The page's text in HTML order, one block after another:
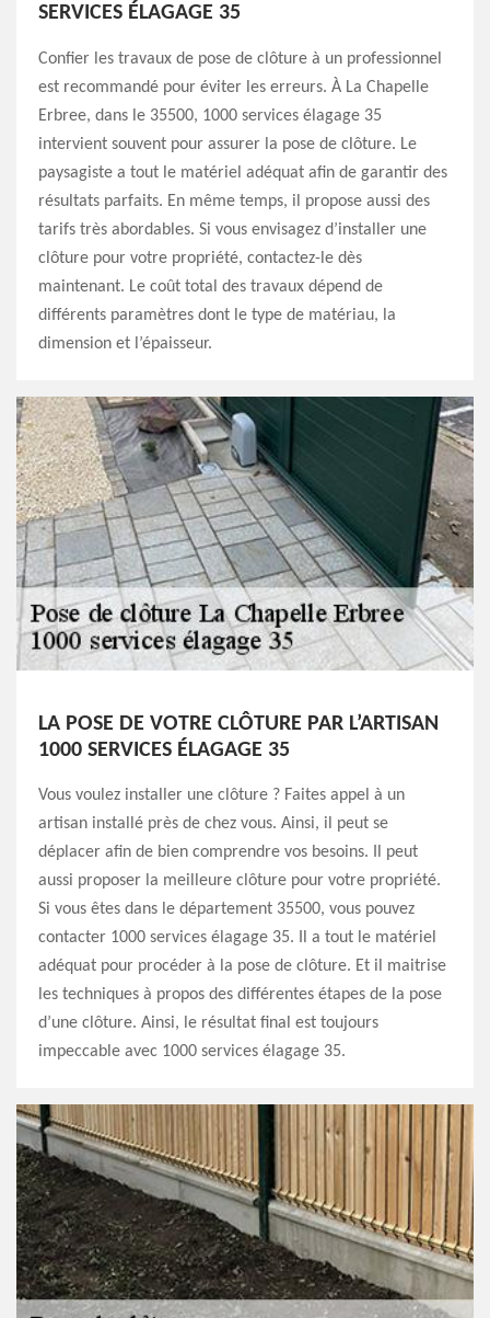
SERVICES ÉLAGAGE 35
Confier les travaux de pose de clôture à un professionnel
est recommandé pour éviter les erreurs. À La Chapelle
Erbree, dans le 35500, 1000 services élagage 35
intervient souvent pour assurer la pose de clôture. Le
paysagiste a tout le matériel adéquat afin de garantir des
résultats parfaits. En même temps, il propose aussi des
tarifs très abordables. Si vous envisagez d’installer une
clôture pour votre propriété, contactez-le dès
maintenant. Le coût total des travaux dépend de
différents paramètres dont le type de matériau, la
dimension et l’épaisseur.
LA POSE DE VOTRE CLÔTURE PAR L’ARTISAN
1000 SERVICES ÉLAGAGE 35
Vous voulez installer une clôture ? Faites appel à un
artisan installé près de chez vous. Ainsi, il peut se
déplacer afin de bien comprendre vos besoins. Il peut
aussi proposer la meilleure clôture pour votre propriété.
Si vous êtes dans le département 35500, vous pouvez
contacter 1000 services élagage 35. Il a tout le matériel
adéquat pour procéder à la pose de clôture. Et il maitrise
les techniques à propos des différentes étapes de la pose
d’une clôture. Ainsi, le résultat final est toujours
impeccable avec 1000 services élagage 35.